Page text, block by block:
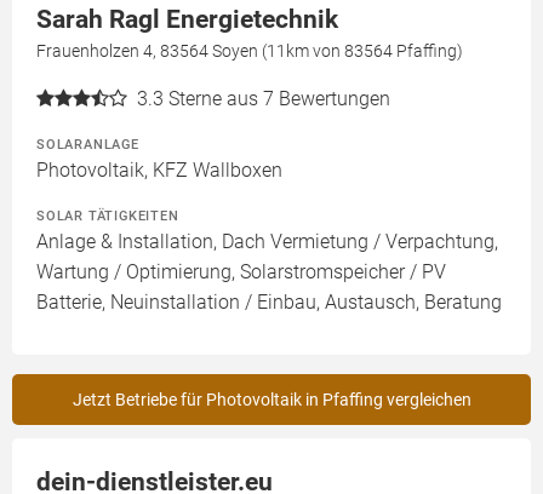
Sarah Ragl Energietechnik
Frauenholzen 4, 83564 Soyen (11km von 83564 Pfaffing)
3.3 Sterne aus 7 Bewertungen
SOLARANLAGE
Photovoltaik, KFZ Wallboxen
SOLAR TÄTIGKEITEN
Anlage & Installation, Dach Vermietung / Verpachtung,
Wartung / Optimierung, Solarstromspeicher / PV
Batterie, Neuinstallation / Einbau, Austausch, Beratung
Jetzt Betriebe für Photovoltaik in Pfaffing vergleichen
dein-dienstleister.eu